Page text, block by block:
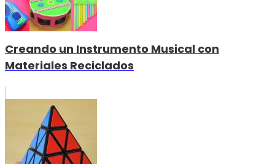
Creando un Instrumento Musical con
Materiales Reciclados